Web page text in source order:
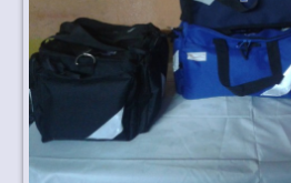
Language and currency
EN | USD